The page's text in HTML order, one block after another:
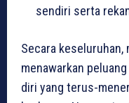
sendiri serta
Secara keseluruhan,
menawarkan
diri yang terus-